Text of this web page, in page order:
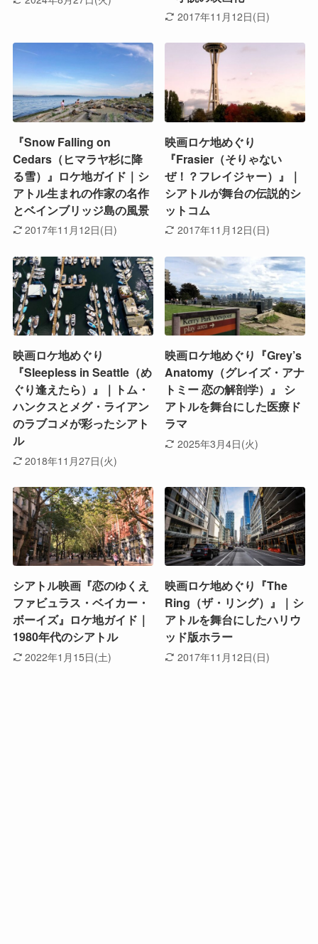
2017年11月12日(日)
『Snow Falling on
Cedars（ヒマラヤ杉に降
る雪）』ロケ地ガイド｜シ
アトル生まれの作家の名作
とベインブリッジ島の風景
2017年11月12日(日)
映画ロケ地めぐり
『Frasier（そりゃない
ぜ！？フレイジャー）』｜
シアトルが舞台の伝説的シ
ットコム
2017年11月12日(日)
映画ロケ地めぐり
『Sleepless in Seattle（め
ぐり逢えたら）』｜トム・
ハンクスとメグ・ライアン
のラブコメが彩ったシアト
ル
2018年11月27日(火)
映画ロケ地めぐり『Grey’s
Anatomy（グレイズ・アナ
トミー 恋の解剖学）』 シ
アトルを舞台にした医療ド
ラマ
2025年3月4日(火)
シアトル映画『恋のゆくえ
ファビュラス・ベイカー・
ボーイズ』ロケ地ガイド｜
1980年代のシアトル
2022年1月15日(土)
映画ロケ地めぐり『The
Ring（ザ・リング）』｜シ
アトルを舞台にしたハリウ
ッド版ホラー
2017年11月12日(日)